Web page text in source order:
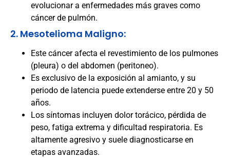
evolucionar a enfermedades más graves como
cáncer de pulmón.
2. Mesotelioma Maligno:
Este cáncer afecta el revestimiento de los pulmones
(pleura) o del abdomen (peritoneo).
Es exclusivo de la exposición al amianto, y su
periodo de latencia puede extenderse entre 20 y 50
años.
Los síntomas incluyen dolor torácico, pérdida de
peso, fatiga extrema y dificultad respiratoria. Es
altamente agresivo y suele diagnosticarse en
etapas avanzadas.